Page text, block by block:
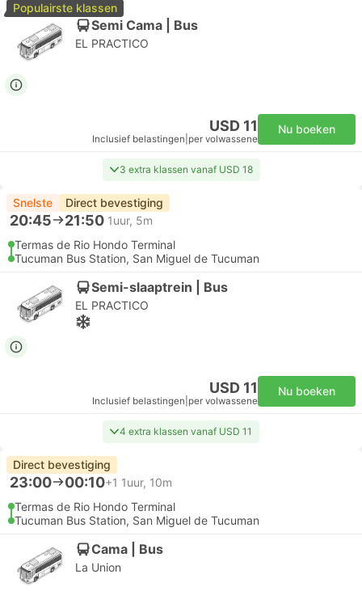
Populairste klassen
Semi Cama | Bus
EL PRACTICO
USD 11
Inclusief belastingen per volwassene
Nu boeken
3 extra klassen vanaf USD 18
Snelste Direct bevestiging
20:45 21:50 1uur, 5m
Termas de Rio Hondo Terminal
Tucuman Bus Station, San Miguel de Tucuman
Semi-slaaptrein | Bus
EL PRACTICO
USD 11
Inclusief belastingen per volwassene
Nu boeken
4 extra klassen vanaf USD 11
Direct bevestiging
23:00 00:10+1 1uur, 10m
Termas de Rio Hondo Terminal
Tucuman Bus Station, San Miguel de Tucuman
Cama | Bus
La Union